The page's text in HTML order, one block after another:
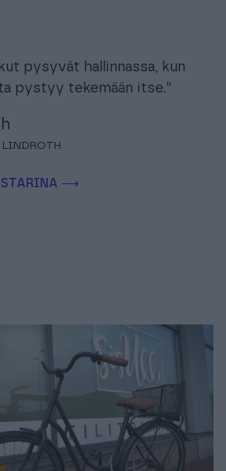
pysyvät hallinnassa, kun
pystyy tekemään itse.”
⟶